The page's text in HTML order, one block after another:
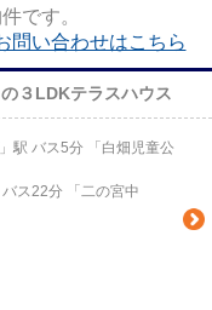
です。
問い合わせはこちら
３LDKテラスハウス
」駅 バス5分 「白畑児童公
バス22分 「二の宮中